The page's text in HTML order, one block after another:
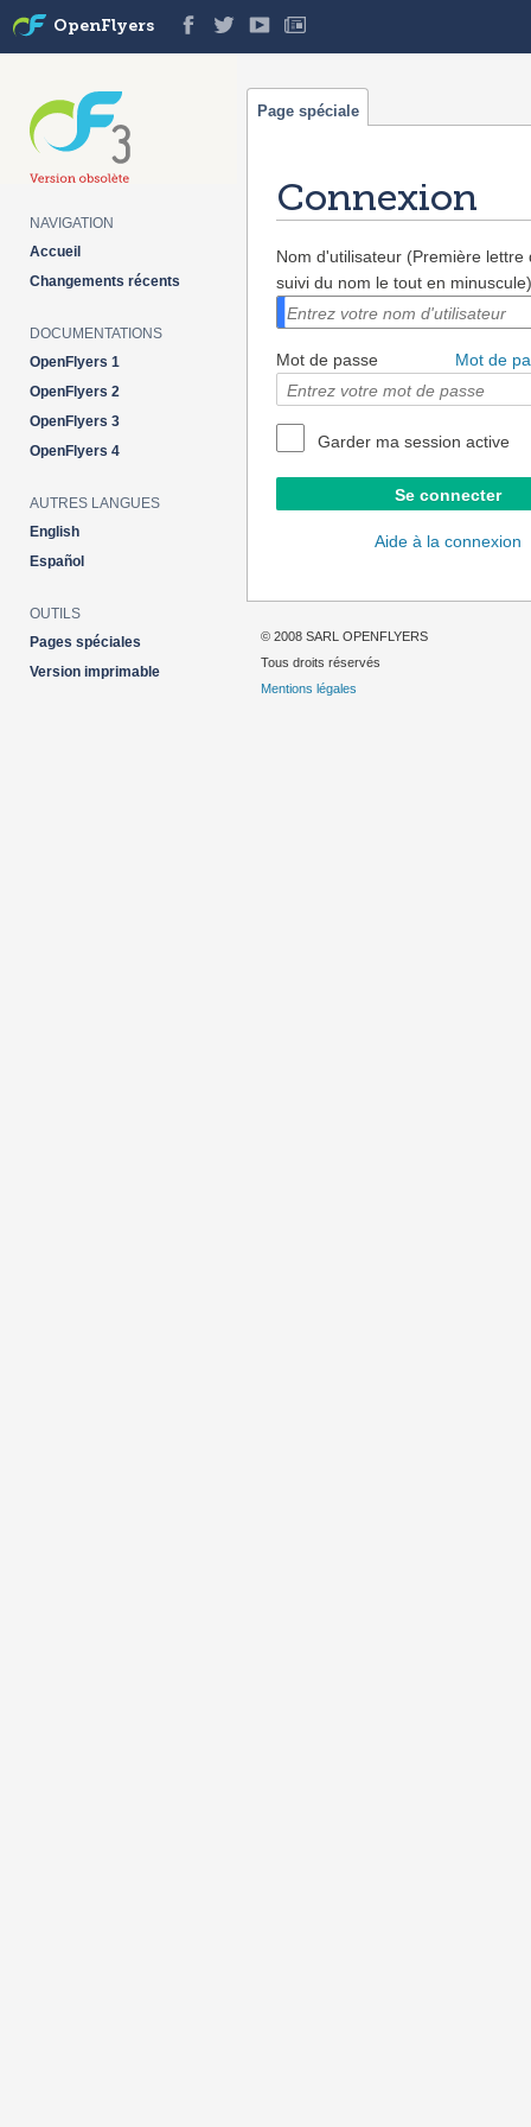
Connexion
Nom d'utilisateur (Première lettre
suivi du nom le tout en minuscule)
Mot de passe Mot de
Garder ma session active
Aide à la connexion
Page spéciale
OpenFlyers
NAVIGATION
Accueil
Changements récents
DOCUMENTATIONS
OpenFlyers 1
OpenFlyers 2
OpenFlyers 3
OpenFlyers 4
AUTRES LANGUES
English
Español
OUTILS
Pages spéciales
Version imprimable
© 2008 SARL OPENFLYERS
Tous droits réservés
Mentions légales